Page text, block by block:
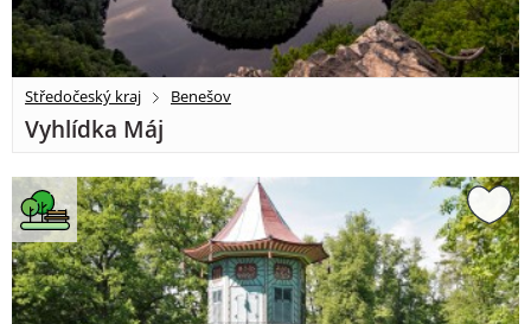
Středočeský kraj Benešov
Vyhlídka Máj